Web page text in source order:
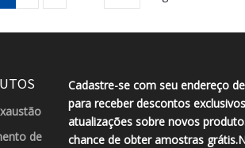
de
Cadastre-se com seu endereço
para receber descontos
atualizações sobre novos
chance de obter amostras